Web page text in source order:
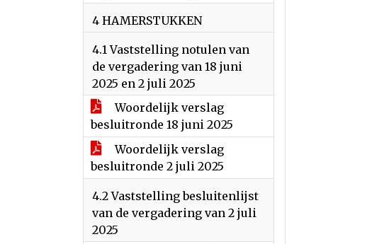
4 HAMERSTUKKEN
4.1 Vaststelling notulen van
de vergadering van 18 juni
2025 en 2 juli 2025
Woordelijk verslag
besluitronde 18 juni 2025
Woordelijk verslag
besluitronde 2 juli 2025
4.2 Vaststelling besluitenlijst
van de vergadering van 2 juli
2025